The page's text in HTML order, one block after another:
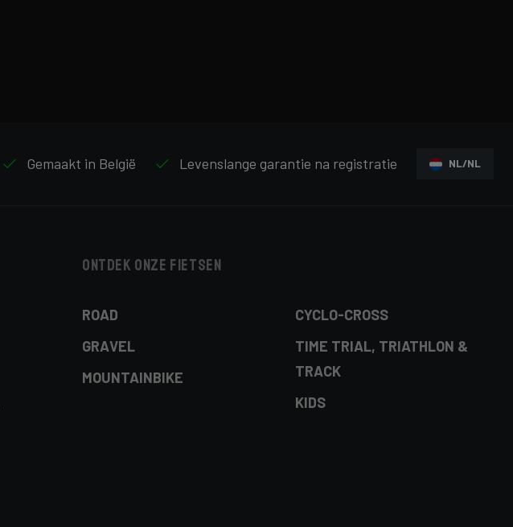
Gemaakt in België Levenslange garantie na registratie NL/NL
Ontdek onze fietsen
ROAD
GRAVEL
MOUNTAINBIKE
CYCLO-CROSS
TIME TRIAL, TRIATHLON &
TRACK
KIDS